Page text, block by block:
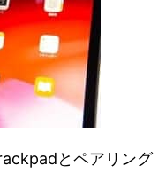
とペアリング